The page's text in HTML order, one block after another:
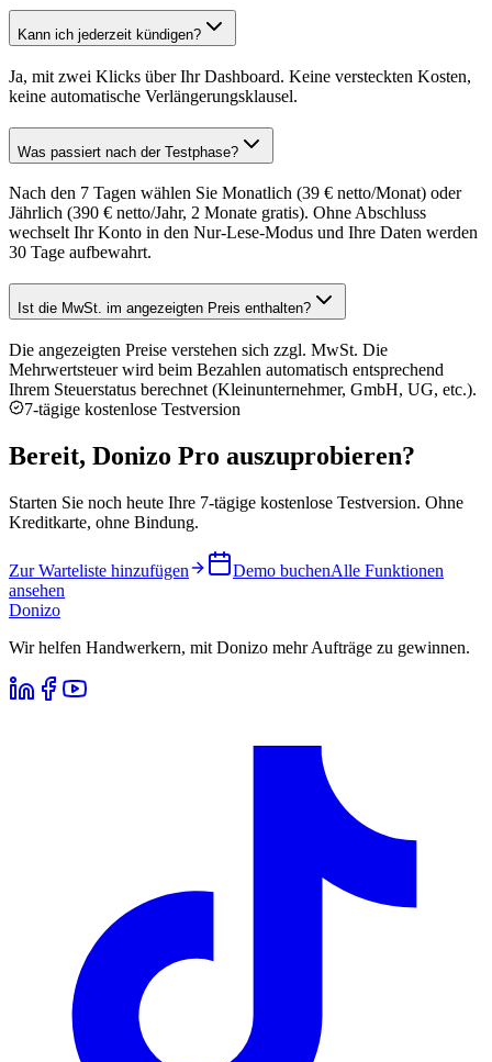
Kann ich jederzeit kündigen?
Ja, mit zwei Klicks über Ihr Dashboard. Keine versteckten Kosten,
keine automatische Verlängerungsklausel.
Was passiert nach der Testphase?
Nach den 7 Tagen wählen Sie Monatlich (39 € netto/Monat) oder
Jährlich (390 € netto/Jahr, 2 Monate gratis). Ohne Abschluss
wechselt Ihr Konto in den Nur-Lese-Modus und Ihre Daten werden
30 Tage aufbewahrt.
Ist die MwSt. im angezeigten Preis enthalten?
Die angezeigten Preise verstehen sich zzgl. MwSt. Die
Mehrwertsteuer wird beim Bezahlen automatisch entsprechend
Ihrem Steuerstatus berechnet (Kleinunternehmer, GmbH, UG, etc.).
7-tägige kostenlose Testversion
Bereit, Donizo Pro auszuprobieren?
Starten Sie noch heute Ihre 7-tägige kostenlose Testversion. Ohne
Kreditkarte, ohne Bindung.
Zur Warteliste hinzufügen Demo buchenAlle Funktionen
ansehen
Donizo
Wir helfen Handwerkern, mit Donizo mehr Aufträge zu gewinnen.